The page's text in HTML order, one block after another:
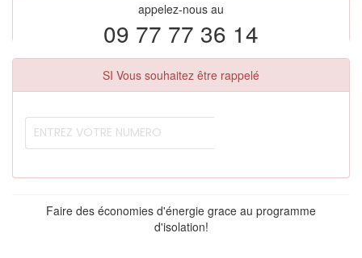
appelez-nous au
09 77 77 36 14
SI Vous souhaitez être rappelé
Faire des économies d'énergie grace au programme
d'isolation!